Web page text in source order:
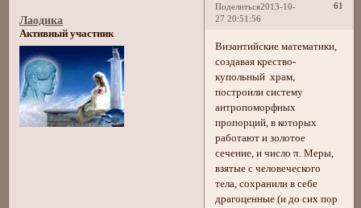
Поделиться 61
2013-10-
27 20:51:56
Лаодика
Активный участник
Византийские математики,
создавая крество-
купольный храм,
построили систему
антропоморфных
пропорций, в которых
работают и золотое
сечение, и число π. Меры,
взятые с человеческого
тела, сохранили в себе
драгоценные (и до сих пор